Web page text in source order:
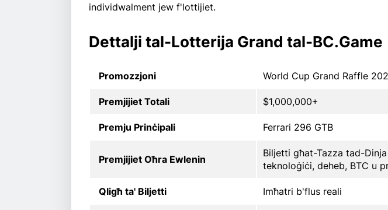
individwalment jew f'lottijiet.
Dettalji tal-Lotterija Grand tal-BC.Game
Promozzjoni World Cup Grand Raffle
Premjijiet Totali $1,000,000+
Premju Prinċipali Ferrari 296 GTB
Premjijiet Oħra Ewlenin
Biljetti għat-Tazza tad-
teknoloġiċi, deheb, BTC u
Qligħ ta' Biljetti Imħatri b'flus reali